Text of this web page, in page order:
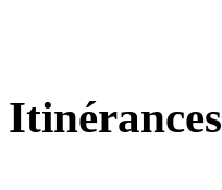
Itinérances